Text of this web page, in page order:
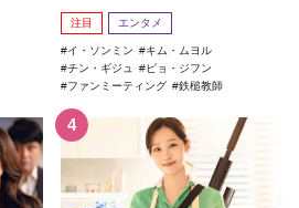
ファンミーティング開催決...
注目 エンタメ
イ・ソンミン
キム・ムヨル
チン・ギジュ
ピョ・ジフン
ファンミーティング
鉄槌教師